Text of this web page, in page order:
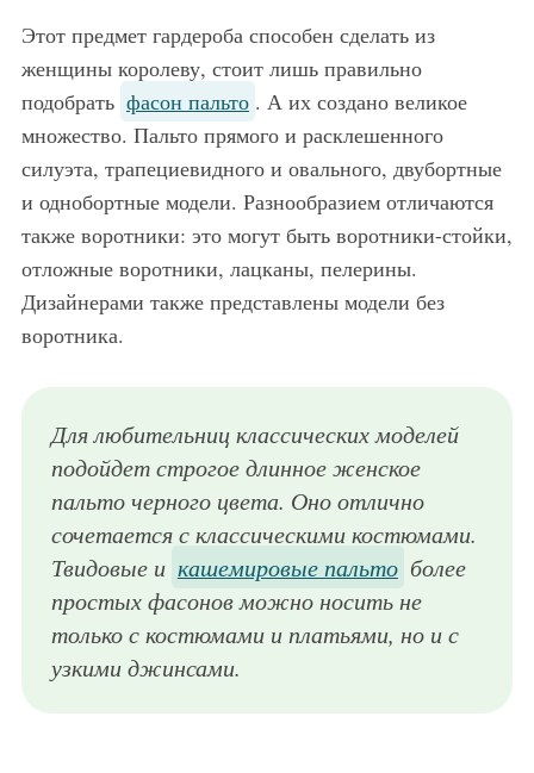
Этот предмет гардероба способен сделать из
женщины королеву, стоит лишь правильно
подобрать фасон пальто . А их создано великое
множество. Пальто прямого и расклешенного
силуэта, трапециевидного и овального, двубортные
и однобортные модели. Разнообразием отличаются
также воротники: это могут быть воротники-стойки,
отложные воротники, лацканы, пелерины.
Дизайнерами также представлены модели без
воротника.
Для любительниц классических моделей
подойдет строгое длинное женское
пальто черного цвета. Оно отлично
сочетается с классическими костюмами.
Твидовые и кашемировые пальто более
простых фасонов можно носить не
только с костюмами и платьями, но и с
узкими джинсами.